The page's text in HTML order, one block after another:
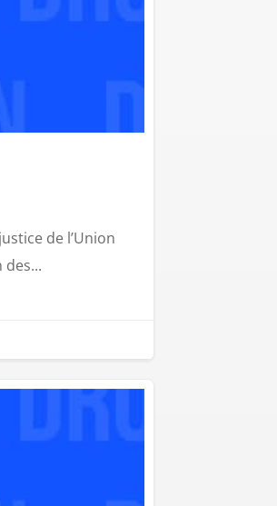
de l’Union